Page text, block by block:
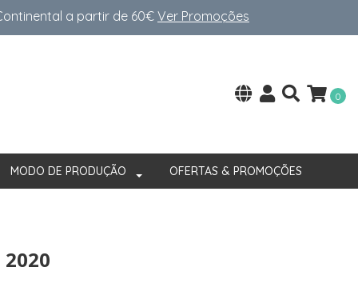
a partir de 60€Ver Promoções
0
MODO DE PRODUÇÃO OFERTAS & PROMOÇÕES